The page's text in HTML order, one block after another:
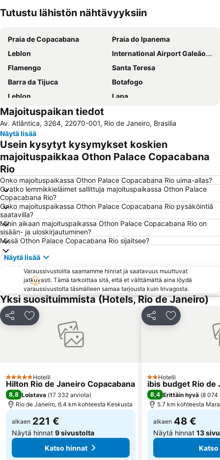
Tutustu lähistön nähtävyyksiin
Praia de Copacabana
Praia do Ipanema
Leblon
International Airport Galeão - Antônio Carlos Jobim
Flamengo
Santa Teresa
Barra da Tijuca
Botafogo
Leblon
Lapa
Barra da Tijuca
Praia de Botafogo
Airport Santos Dumont
Praia do Leme
Leme
Glória
Rio Music Conference
Museu do Amanhã
Majoituspaikan tiedot
Av. Atlântica, 3264, 22070-001, Rio de Janeiro, Brasilia
Näytä lisää
Usein kysytyt kysymykset koskien
majoituspaikkaa Othon Palace Copacabana
Rio
Onko majoituspaikassa Othon Palace Copacabana Rio uima-allas?
Ovatko lemmikkieläimet sallittuja majoituspaikassa Othon Palace
Copacabana Rio?
Onko majoituspaikassa Othon Palace Copacabana Rio pysäköintiä
saatavilla?
Mihin aikaan majoituspaikassa Othon Palace Copacabana Rio on
sisään- ja uloskirjautuminen?
Missä Othon Palace Copacabana Rio sijaitsee?
Näytä lisää
Varaussivustoilta saamamme hinnat ja saatavuus muuttuvat
jatkuvasti. Tämä tarkoittaa sitä, että et välttämättä aina löydä
varaussivustolta täsmälleen samaa tarjousta kuin trivagosta.
Yksi suosituimmista (Hotels, Rio de Janeiro)
Jaa Lisää suosikkeihin
5 Tähtiluokitus
Hotelli
Hilton Rio de Janeiro Copacabana
8,8 Loistava (17 332 arviota)
Rio de Janeiro, 6.4 km kohteesta Keskusta
alkaen 221 €
Näytä hinnat 9 sivustolta
Katso hinnat
Jaa Lisää
2 Tähtiluokitus
Hotelli
ibis budget Rio de
8,4 Erittäin hyvä (8 074
5.7 km kohteesta
alkaen 48 €
Näytä hinnat 13